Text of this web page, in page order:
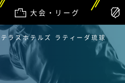
大会・リーグ
ラスホテルズ ラティーダ琉球